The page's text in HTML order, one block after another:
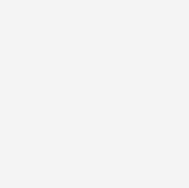
ist ein ROI-starker
und ­Stadtwerke. Sie senkt
– bei überschaubarer
lukrative Förderung. Ein